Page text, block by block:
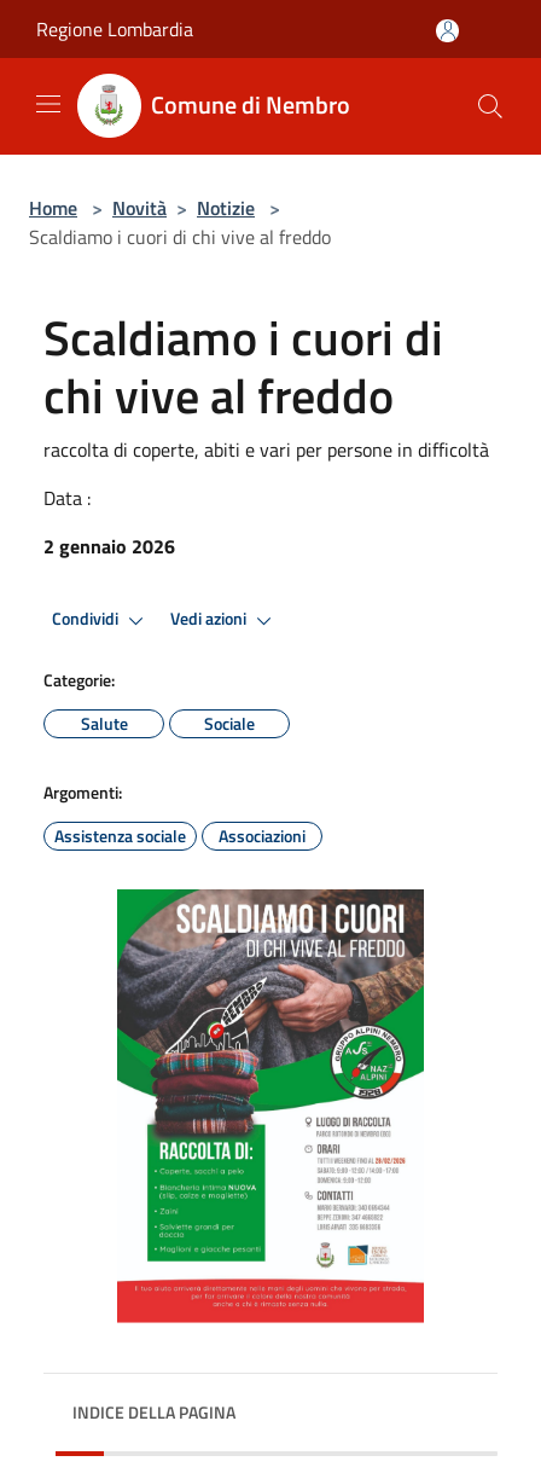
Regione Lombardia
Comune di Nembro
Home > Novità > Notizie >
Scaldiamo i cuori di chi vive al freddo
Scaldiamo i cuori di
chi vive al freddo
raccolta di coperte, abiti e vari per persone in difficoltà
Data :
2 gennaio 2026
Condividi Vedi azioni
Categorie:
Salute
Sociale
Argomenti:
Assistenza sociale
Associazioni
INDICE DELLA PAGINA